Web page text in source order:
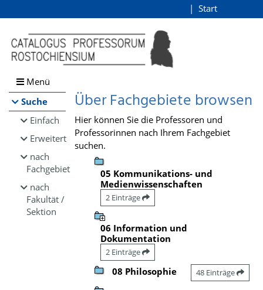
Browsen
direkt zum Inhalt
Start
Menü
Suche
Einfach
Erweitert
nach
Fachgebiet
nach
Fakultät /
Sektion
Über Fachgebiete browsen
Hier können Sie die Professoren und
Professorinnen nach Ihrem Fachgebiet
suchen.
05 Kommunikations- und
Medienwissenschaften
2 Einträge
06 Information und
Dokumentation
2 Einträge
08 Philosophie 48 Einträge